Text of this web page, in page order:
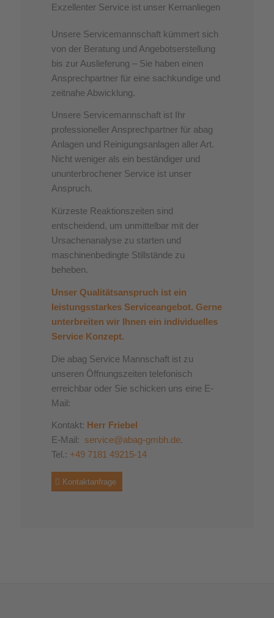
Exzellenter Service ist unser Kernanliegen
Unsere Servicemannschaft kümmert sich
von der Beratung und Angebotserstellung
bis zur Auslieferung – Sie haben einen
Ansprechpartner für eine sachkundige und
zeitnahe Abwicklung.
Unsere Servicemannschaft ist Ihr
professioneller Ansprechpartner für abag
Anlagen und Reinigungsanlagen aller Art.
Nicht weniger als ein beständiger und
ununterbrochener Service ist unser
Anspruch.
Kürzeste Reaktionszeiten sind
entscheidend, um unmittelbar mit der
Ursachenanalyse zu starten und
maschinenbedingte Stillstände zu
beheben.
Unser Qualitätsanspruch ist ein
leistungsstarkes Serviceangebot. Gerne
unterbreiten wir Ihnen ein individuelles
Service Konzept.
Die abag Service Mannschaft ist zu
unseren Öffnungszeiten telefonisch
erreichbar oder Sie schicken uns eine E-
Mail:
Kontakt: Herr Friebel
E-Mail: service@abag-gmbh.de.
Tel.: +49 7181 49215-14
Kontaktanfrage